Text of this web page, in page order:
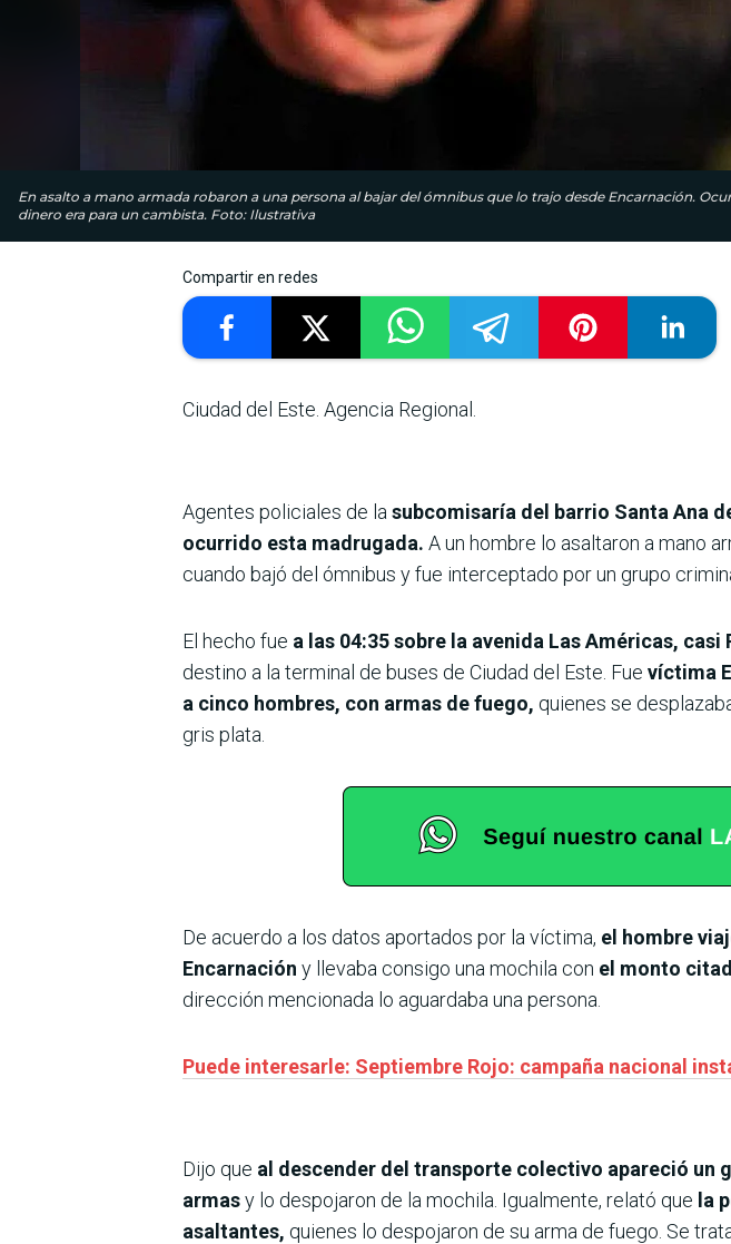
En asalto a mano armada robaron a una persona al bajar del ómnibus que lo trajo desde Encarnación.
dinero era para un cambista. Foto: Ilustrativa
Compartir en redes
Ciudad del Este. Agencia Regional.
Agentes policiales de la subcomisaría del barrio Santa Ana
ocurrido esta madrugada. A un hombre lo asaltaron a mano
cuando bajó del ómnibus y fue interceptado por un grupo
El hecho fue a las 04:35 sobre la avenida Las Américas, casi
destino a la terminal de buses de Ciudad del Este. Fue víctima
a cinco hombres, con armas de fuego, quienes se
gris plata.
De acuerdo a los datos aportados por la víctima, el hombre
Encarnación y llevaba consigo una mochila con el monto
dirección mencionada lo aguardaba una persona.
Puede interesarle: Septiembre Rojo: campaña nacional
Dijo que al descender del transporte colectivo apareció un
armasy lo despojaron de la mochila. Igualmente, relató que la
asaltantes, quienes lo despojaron de su arma de fuego. Se